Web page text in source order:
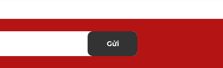
Gửi